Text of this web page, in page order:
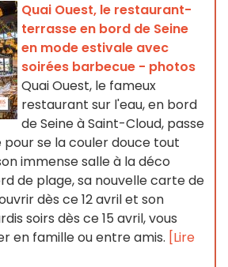
Quai Ouest, le restaurant-
terrasse en bord de Seine
en mode estivale avec
soirées barbecue - photos
Quai Ouest, le fameux
restaurant sur l'eau, en bord
de Seine à Saint-Cloud, passe
se la couler douce tout
immense salle à la déco
de plage, sa nouvelle carte de
dès ce 12 avril et son
soirs dès ce 15 avril, vous
en famille ou entre amis. [Lire